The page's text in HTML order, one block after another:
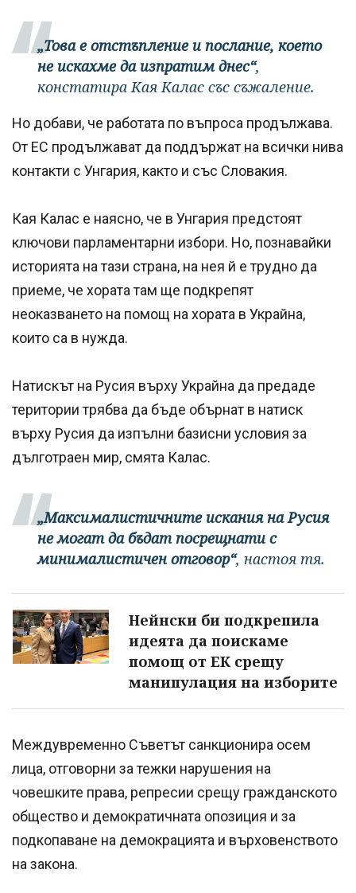
„Това е отстъпление и послание, което
не искахме да изпратим днес“,
констатира Кая Калас със съжаление.
Но добави, че работата по въпроса продължава.
От ЕС продължават да поддържат на всички нива
контакти с Унгария, както и със Словакия.
Кая Калас е наясно, че в Унгария предстоят
ключови парламентарни избори. Но, познавайки
историята на тази страна, на нея й е трудно да
приеме, че хората там ще подкрепят
неоказването на помощ на хората в Украйна,
които са в нужда.
Натискът на Русия върху Украйна да предаде
територии трябва да бъде обърнат в натиск
върху Русия да изпълни базисни условия за
дълготраен мир, смята Калас.
„Максималистичните искания на Русия
не могат да бъдат посрещнати с
минималистичен отговор“, настоя тя.
Нейнски би подкрепила
идеята да поискаме
помощ от ЕК срещу
манипулация на изборите
Междувременно Съветът санкционира осем
лица, отговорни за тежки нарушения на
човешките права, репресии срещу гражданското
общество и демократичната опозиция и за
подкопаване на демокрацията и върховенството
на закона.